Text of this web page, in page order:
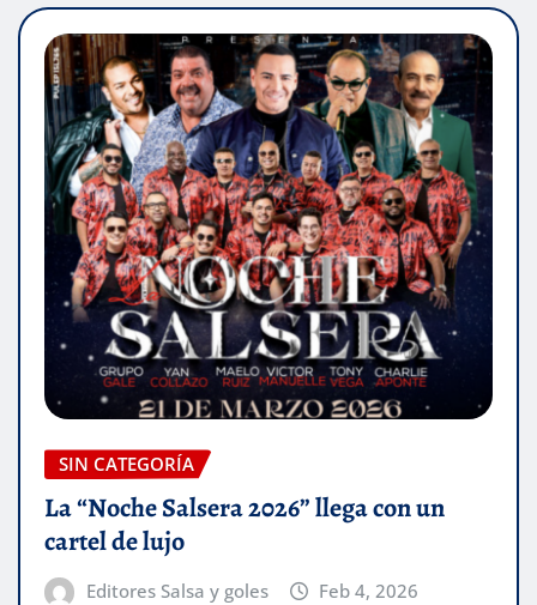
SIN CATEGORÍA
La “Noche Salsera 2026” llega con un
cartel de lujo
Editores Salsa y goles Feb 4, 2026